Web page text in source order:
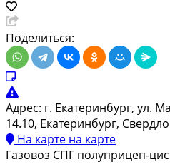
Поделиться:
Адрес: г. Екатеринбург, ул.
14.10, Екатеринбург,
На карте на карте
Газовоз СПГ полуприцеп-